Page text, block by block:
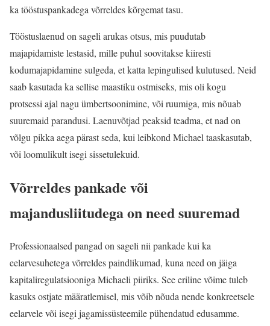
ka tööstuspankadega võrreldes kõrgemat tasu.
Tööstuslaenud on sageli arukas otsus, mis puudutab
majapidamiste lestasid, mille puhul soovitakse kiiresti
kodumajapidamine sulgeda, et katta lepingulised kulutused. Neid
saab kasutada ka sellise maastiku ostmiseks, mis oli kogu
protsessi ajal nagu ümbertsoonimine, või ruumiga, mis nõuab
suuremaid parandusi. Laenuvõtjad peaksid teadma, et nad on
võlgu pikka aega pärast seda, kui leibkond Michael taaskasutab,
või loomulikult isegi sissetulekuid.
Võrreldes pankade või
majandusliitudega on need suuremad
Professionaalsed pangad on sageli nii pankade kui ka
eelarvesuhetega võrreldes paindlikumad, kuna need on jäiga
kapitaliregulatsiooniga Michaeli piiriks. See eriline võime tuleb
kasuks ostjate määratlemisel, mis võib nõuda nende konkreetsele
eelarvele või isegi jagamissüsteemile pühendatud edusamme.